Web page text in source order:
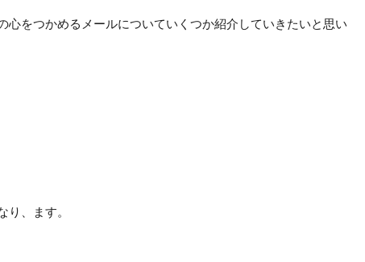
心をつかめるメールについていくつか紹介していきたいと思い
、ます。